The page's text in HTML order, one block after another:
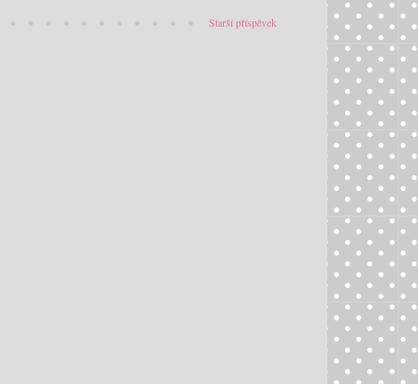
Starší příspěvek